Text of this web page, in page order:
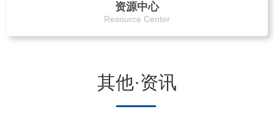
资源中心
Resource Center
其他·资讯